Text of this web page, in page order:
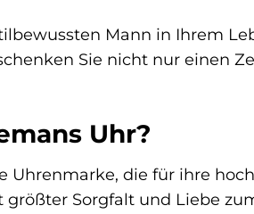
Mann in Ihrem
Sie nicht nur einen
Uhr?
Uhrenmarke, die für ihre
Sorgfalt und Liebe